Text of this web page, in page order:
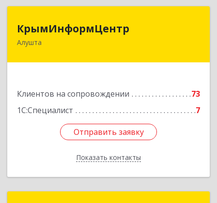
КрымИнформЦентр
Алушта
Клиентов на сопровождении
73
1С:Специалист
7
Отправить заявку
Показать контакты
298500, Крым Респ, Алушта г, Горького ул, дом
Отправить заявку
Назад